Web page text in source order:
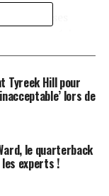
de ses
à
un atout
du jeu et
statistiques de
de ses passes,
quarterback.
Tyreek Hill pour
lors de
le quarterback
experts !